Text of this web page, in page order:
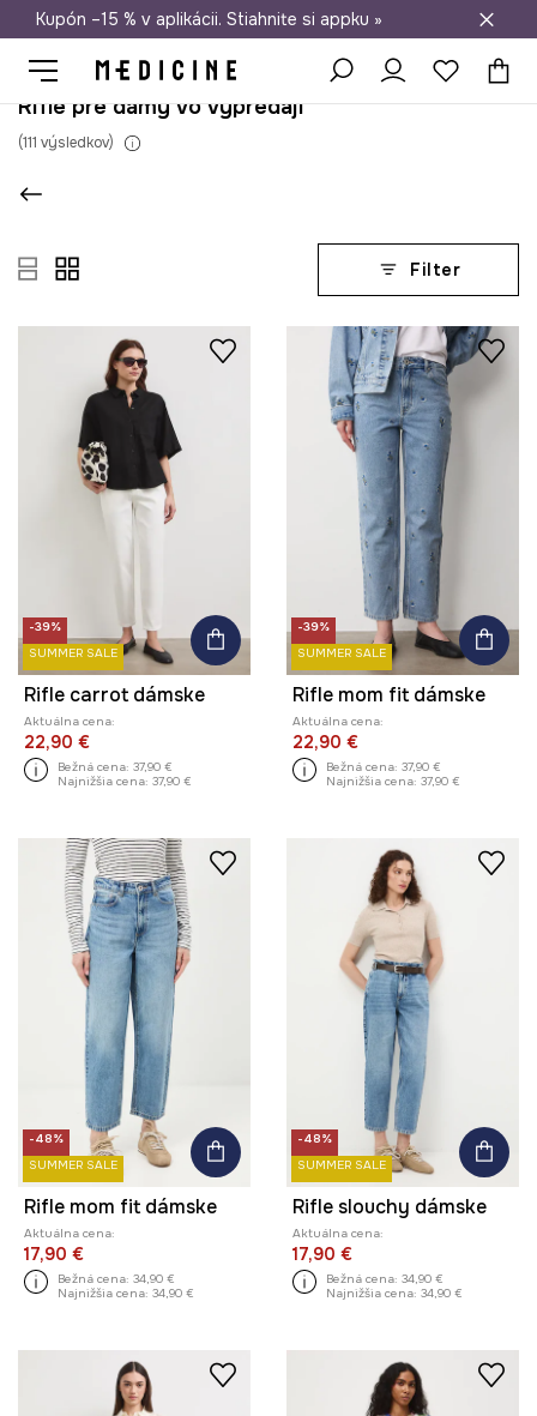
Doprava zadarmo od 50 €
Kupón –15 % v aplikácii. Stiahnite si appku »
Rifle pre dámy vo výpredaji
(111 výsledkov)
Filter
-39%
SUMMER SALE
Rifle carrot dámske
Aktuálna cena:
22,90 €
Bežná cena: 37,90 €
Najnižšia cena: 37,90 €
-39%
SUMMER SALE
Rifle mom fit dámske
Aktuálna cena:
22,90 €
Bežná cena: 37,90 €
Najnižšia cena: 37,90 €
-48%
SUMMER SALE
Rifle mom fit dámske
Aktuálna cena:
17,90 €
Bežná cena: 34,90 €
Najnižšia cena: 34,90 €
-48%
SUMMER SALE
Rifle slouchy dámske
Aktuálna cena:
17,90 €
Bežná cena: 34,90 €
Najnižšia cena: 34,90 €